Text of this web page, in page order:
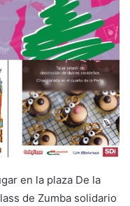
en la plaza De la
de Zumba solidario